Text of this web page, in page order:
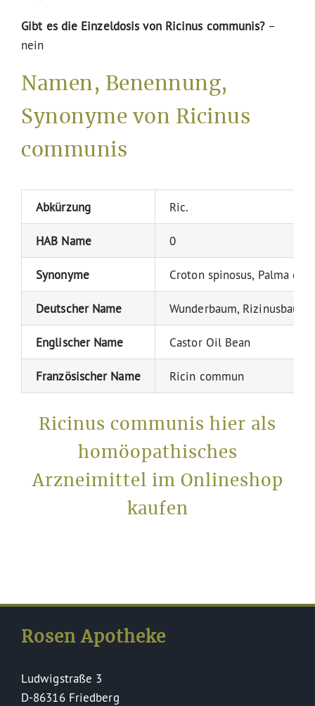
Gibt es die Einzeldosis von Ricinus communis?–
nein
Namen, Benennung,
Synonyme von Ricinus
communis
Abkürzung Ric.
HAB Name 0
Synonyme Croton spinosus, Palma
Deutscher Name Wunderbaum,
Englischer Name Castor Oil Bean
Französischer Name Ricin commun
Ricinus communis hier als
homöopathisches
Arzneimittel im Onlineshop
kaufen
Rosen Apotheke
Ludwigstraße 3
D-86316 Friedberg